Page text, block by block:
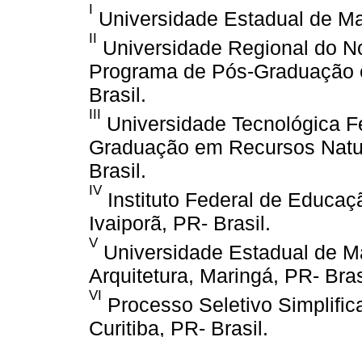
I Universidade Estadual de
II Universidade Regional do
Programa de Pós-
Brasil.
III Universidade Tecnológica
Graduação em Recursos
Brasil.
IV Instituto Federal de
Ivaiporã, PR- Brasil.
V Universidade Estadual de
Arquitetura, Maringá, PR-
VI Processo Seletivo
Curitiba, PR- Brasil.